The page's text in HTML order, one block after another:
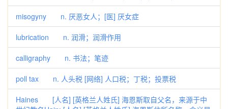
misogyny n. 厌恶女人；[医] 厌女症
lubrication n. 润滑；润滑作用
calligraphy n. 书法；笔迹
poll tax n. 人头税 [网络] 人口税；丁税；投票税
Haines [人名] [英格兰人姓氏] 海恩斯取自父名，来源于中